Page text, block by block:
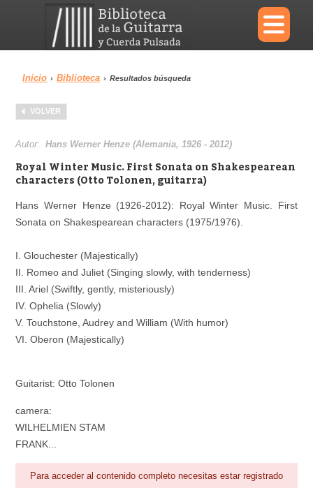
×
Menu
Biblioteca Diccionario
Inicio › Biblioteca › Resultados búsqueda
VOLVER
Autor:Hans Werner Henze (Alemania, 1926 - 2012)
Royal Winter Music. First Sonata on Shakespearean
characters (Otto Tolonen, guitarra)
Hans Werner Henze (1926-2012): Royal Winter Music. First
Sonata on Shakespearean characters (1975/1976).
I. Glouchester (Majestically)
II. Romeo and Juliet (Singing slowly, with tenderness)
III. Ariel (Swiftly, gently, misteriously)
IV. Ophelia (Slowly)
V. Touchstone, Audrey and William (With humor)
VI. Oberon (Majestically)
Guitarist: Otto Tolonen
camera:
WILHELMIEN STAM
FRANK...
Para acceder al contenido completo necesitas estar registrado